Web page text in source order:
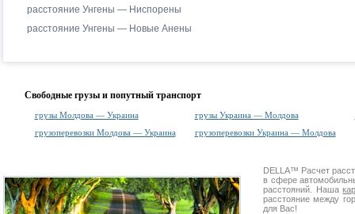
расстояние Унгены — Ниспорены
расстояние Унгены — Новые Анены
Свободные грузы и попутный транспорт
грузы Молдова — Украина грузы Украина — Молдова
грузоперевозки Молдова — Украина
грузоперевозки Украина — Молдова
DELLA™ Расчет
в сфере
расстояний. Наша
расстояние между
для Вас!